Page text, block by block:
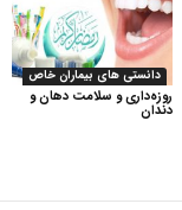
دانستی های بیماران خاص
روزه‌داری و سلامت دهان و
دندان